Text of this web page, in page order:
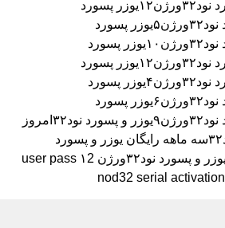
یوزر پسورد
یوزر پسورد
یوزر پسورد
یوزر پسورد
یوزر پسورد
یوزر پسورد
یوزر و پسورد نود۳۲امروز
یوزر و پسورد
یوزر و پسورد نود۳۲ورژن ۱2
user pass
nod32 serial